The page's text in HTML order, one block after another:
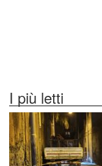
I più letti